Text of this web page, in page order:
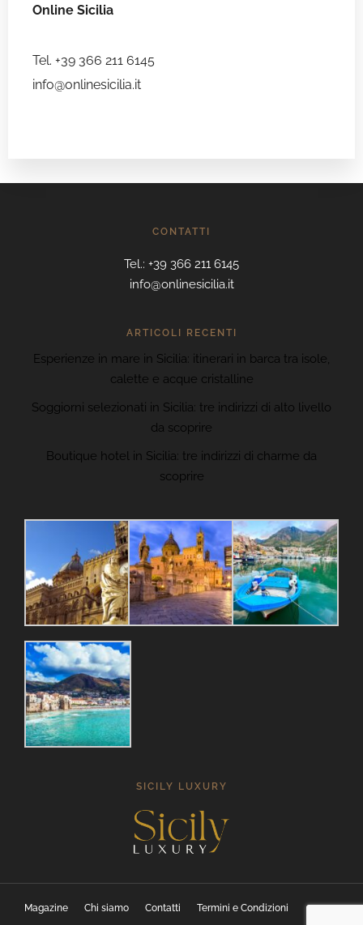
Online Sicilia
Tel. +39 366 211 6145
info@onlinesicilia.it
CONTATTI
Tel.: +39 366 211 6145
info@onlinesicilia.it
ARTICOLI RECENTI
Esperienze in mare in Sicilia: itinerari in barca tra isole,
calette e acque cristalline
Soggiorni selezionati in Sicilia: tre indirizzi di alto livello
da scoprire
Boutique hotel in Sicilia: tre indirizzi di charme da
scoprire
SICILY LUXURY
Magazine Chi siamo Contatti Termini e Condizioni